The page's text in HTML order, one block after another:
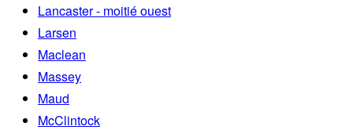
Lancaster - moitié ouest
Larsen
Maclean
Massey
Maud
McClintock